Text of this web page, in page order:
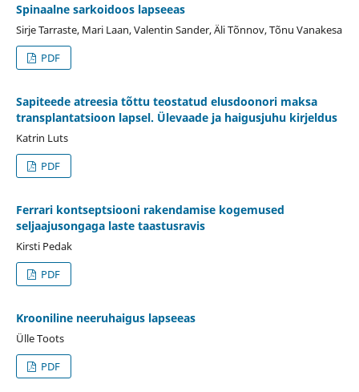
Spinaalne sarkoidoos lapseeas
Sirje Tarraste, Mari Laan, Valentin Sander, Äli Tõnnov, Tõnu Vanakesa
PDF
Sapiteede atreesia tõttu teostatud elusdoonori maksa
transplantatsioon lapsel. Ülevaade ja haigusjuhu kirjeldus
Katrin Luts
PDF
Ferrari kontseptsiooni rakendamise kogemused
seljaajusongaga laste taastusravis
Kirsti Pedak
PDF
Krooniline neeruhaigus lapseeas
Ülle Toots
PDF